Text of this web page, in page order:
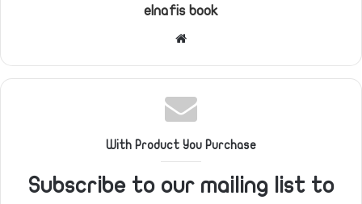
elnafis book
With Product You Purchase
Subscribe to our mailing list to